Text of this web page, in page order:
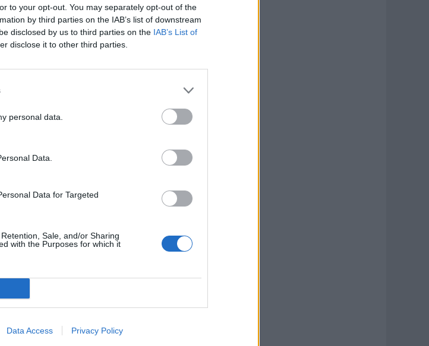
to your opt-out. You may separately opt-out of the
by third parties on the IAB’s list of downstream
disclosed by us to third parties on the IAB’s List of
disclose it to other third parties.
personal data.
Data.
Data for Targeted
Sale, and/or Sharing
with the Purposes for which it
Data Access Privacy Policy